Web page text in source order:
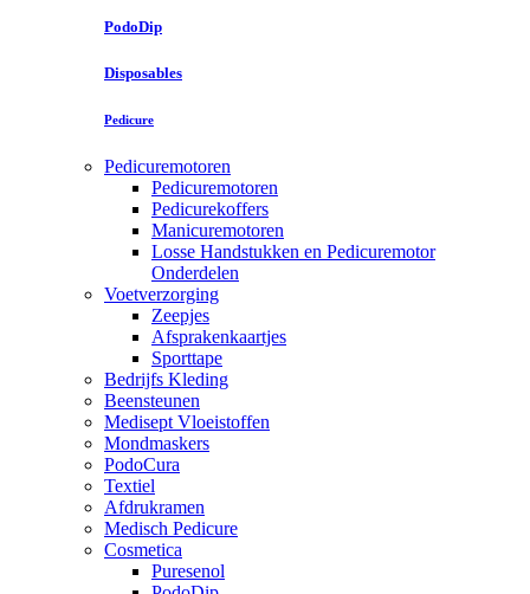
PodoDip
Disposables
Pedicure
Pedicuremotoren
Pedicuremotoren
Pedicurekoffers
Manicuremotoren
Losse Handstukken en Pedicuremotor
Onderdelen
Voetverzorging
Zeepjes
Afsprakenkaartjes
Sporttape
Bedrijfs Kleding
Beensteunen
Medisept Vloeistoffen
Mondmaskers
PodoCura
Textiel
Afdrukramen
Medisch Pedicure
Cosmetica
Puresenol